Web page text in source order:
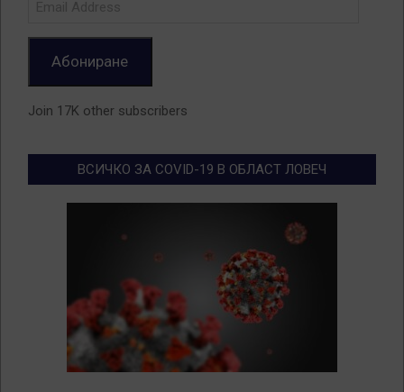
Абониране
Join 17K other subscribers
ВСИЧКО ЗА COVID-19 В ОБЛАСТ ЛОВЕЧ